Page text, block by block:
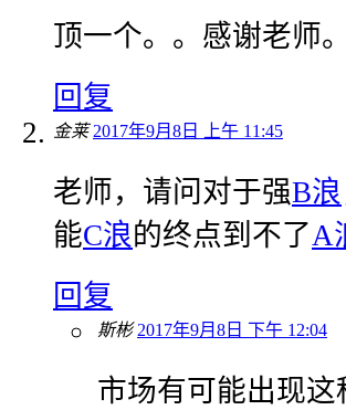
顶一个。。感谢老师。
回复
金莱 2017年9月8日 上午 11:45
老师，请问对于强B浪
能C浪的终点到不了A
回复
斯彬 2017年9月8日 下午 12:04
市场有可能出现